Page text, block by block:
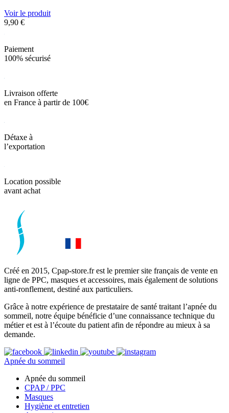
Voir le produit
9,90 €
Paiement
100% sécurisé
Livraison offerte
en France à partir de 100€
Détaxe à
l’exportation
Location possible
avant achat
Créé en 2015, Cpap-store.fr est le premier site français de vente en
ligne de PPC, masques et accessoires, mais également de solutions
anti-ronflement, destiné aux particuliers.
Grâce à notre expérience de prestataire de santé traitant l’apnée du
sommeil, notre équipe bénéficie d’une connaissance technique du
métier et est à l’écoute du patient afin de répondre au mieux à sa
demande.
Apnée du sommeil
Apnée du sommeil
CPAP / PPC
Masques
Hygiène et entretien